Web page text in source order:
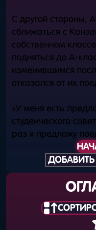
С другой стороны,
сближаться с
собственном
подняться до A-
изменившимся
отказался от их
«У меня есть
студенческого
раз я предложу